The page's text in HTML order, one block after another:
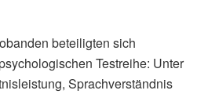
beteiligten sich
Testreihe: Unter
Sprachverständnis